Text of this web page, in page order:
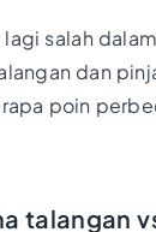
salah
dan
poin
talangan